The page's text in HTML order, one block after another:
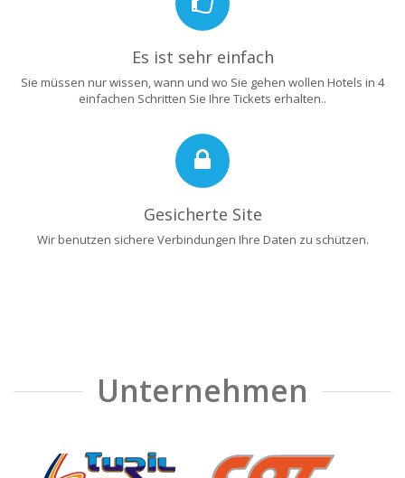
Es ist sehr einfach
Sie müssen nur wissen, wann und wo Sie gehen wollen Hotels in 4
einfachen Schritten Sie Ihre Tickets erhalten..
Gesicherte Site
Wir benutzen sichere Verbindungen Ihre Daten zu schützen.
Unternehmen
❮ ❯